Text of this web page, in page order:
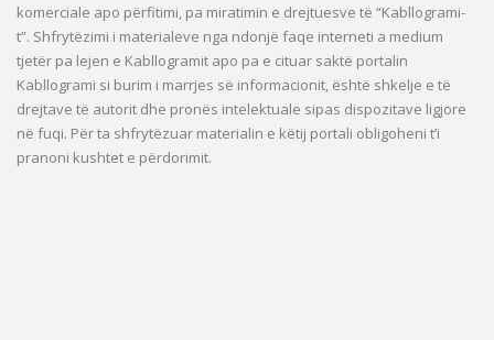
komerciale apo përfitimi, pa miratimin e drejtuesve të “Kabllogrami-
t”. Shfrytëzimi i materialeve nga ndonjë faqe interneti a medium
tjetër pa lejen e Kabllogramit apo pa e cituar saktë portalin
Kabllogrami si burim i marrjes së informacionit, është shkelje e të
drejtave të autorit dhe pronës intelektuale sipas dispozitave ligjore
në fuqi. Për ta shfrytëzuar materialin e këtij portali obligoheni t’i
pranoni kushtet e përdorimit.